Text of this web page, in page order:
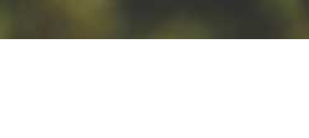
STREFIE KRAFTU SKLEPÓW